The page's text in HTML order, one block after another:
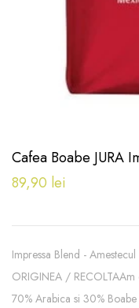
Cafea Boabe JURA
89,90 lei
Impressa Blend -
ORIGINEA /
70% Arabica si 30%